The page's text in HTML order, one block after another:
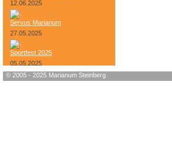
12.06.2025
Servus Marianum
27.05.2025
Sportfest 2025
05.05.2025
Bundesheer-Tag
© 2005 - 2025 Marianum Steinberg